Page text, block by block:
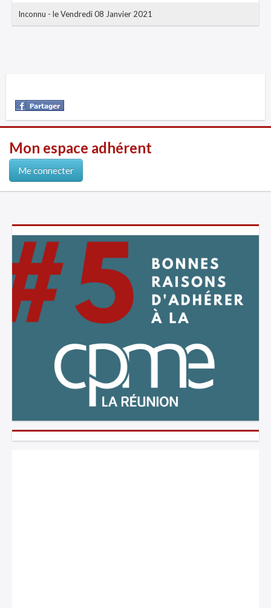
Inconnu - le Vendredi 08 Janvier 2021
Mon espace adhérent
Me connecter